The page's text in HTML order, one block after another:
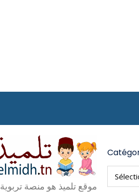
موقع تلميذ هو منصة تربوية